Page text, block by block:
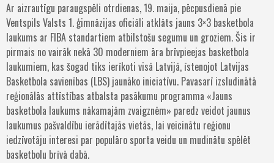
Ar aizrautīgu paraugspēli otrdienas, 19. maija, pēcpusdienā pie
Ventspils Valsts 1. ģimnāzijas oficiāli atklāts jauns 3×3 basketbola
laukums ar FIBA standartiem atbilstošu segumu un groziem. Šis ir
pirmais no vairāk nekā 30 moderniem āra brīvpieejas basketbola
laukumiem, kas šogad tiks ierīkoti visā Latvijā, īstenojot Latvijas
Basketbola savienības (LBS) jaunāko iniciatīvu. Pavasarī izsludinātā
reģionālās attīstības atbalsta pasākumu programma «Jauns
basketbola laukums nākamajām zvaigznēm» paredz veidot jaunus
laukumus pašvaldību ierādītajās vietās, lai veicinātu reģionu
iedzīvotāju interesi par populāro sporta veidu un mudinātu spēlēt
basketbolu brīvā dabā.